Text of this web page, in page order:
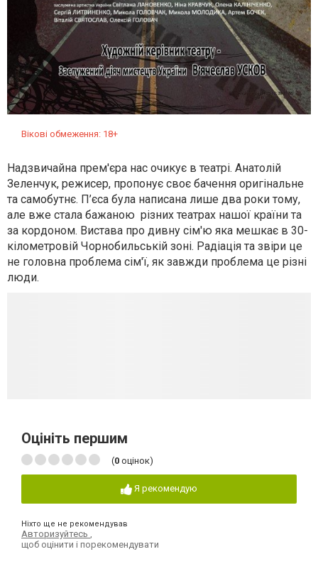
Вікові обмеження: 18+
Надзвичайна прем'єра нас очикує в театрі. Анатолій
Зеленчук, режисер, пропонує своє бачення оригінальне
та самобутнє. П’єса була написана лише два роки тому,
але вже стала бажаною різних театрах нашої країни та
за кордоном. Вистава про дивну сім'ю яка мешкає в 30-
кілометровій Чорнобильській зоні. Радіація та звіри це
не головна проблема сім'ї, як завжди проблема це різні
люди.
Оцініть першим
(0 оцінок)
Я рекомендую
Ніхто ще не рекомендував
Авторизуйтесь
щоб оцінити і порекомендувати